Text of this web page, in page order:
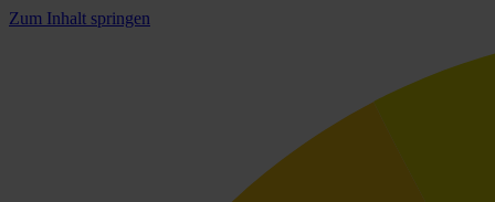
Zum Inhalt springen